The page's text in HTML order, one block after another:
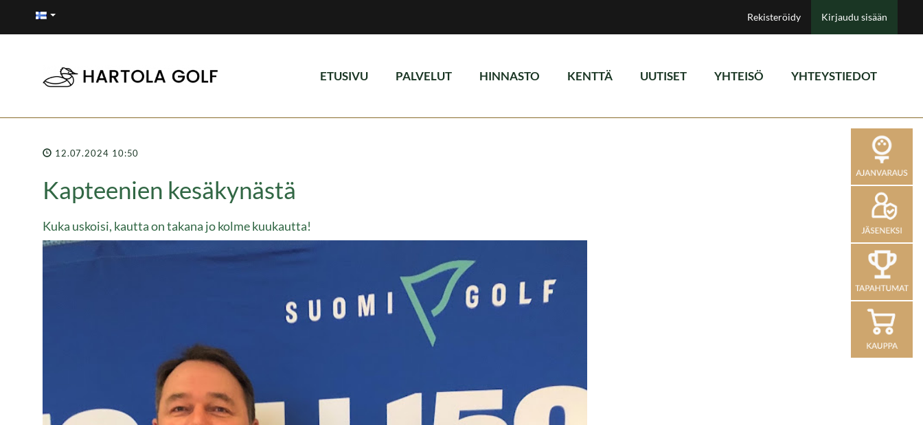
Rekisteröidy Kirjaudu sisään
ETUSIVU PALVELUT HINNASTO KENTTÄ UUTISET YHTEISÖ YHTEYSTIEDOT
12.07.2024 10:50
Kapteenien kesäkynästä
Kuka uskoisi, kautta on takana jo kolme kuukautta!